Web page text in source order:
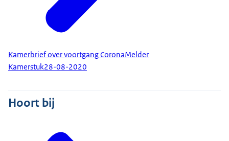
Kamerbrief over voortgang CoronaMelder
Kamerstuk28-08-2020
Hoort bij